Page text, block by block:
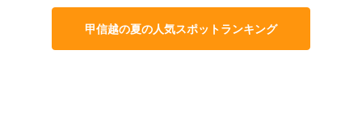
甲信越の夏の人気スポットランキング